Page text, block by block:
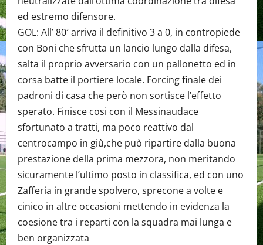
ed estremo difensore.
GOL: All’ 80′ arriva il definitivo 3 a 0, in contropiede
con Boni che sfrutta un lancio lungo dalla difesa,
salta il proprio avversario con un pallonetto ed in
corsa batte il portiere locale. Forcing finale dei
padroni di casa che però non sortisce l’effetto
sperato. Finisce cosi con il Messinaudace
sfortunato a tratti, ma poco reattivo dal
centrocampo in giù,che può ripartire dalla buona
prestazione della prima mezzora, non meritando
sicuramente l’ultimo posto in classifica, ed con uno
Zafferia in grande spolvero, sprecone a volte e
cinico in altre occasioni mettendo in evidenza la
coesione tra i reparti con la squadra mai lunga e
ben organizzata